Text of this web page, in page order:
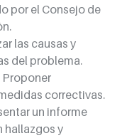
por el Consejo de
las causas y
del problema.
Proponer
correctivas.
un informe
hallazgos y